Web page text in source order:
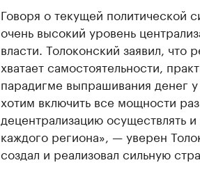
Говоря о текущей политической
очень высокий уровень
власти. Толоконский заявил, что
хватает самостоятельности,
парадигме выпрашивания денег
хотим включить все мощности
децентрализацию осуществлять
каждого региона», — уверен
создал и реализовал сильную